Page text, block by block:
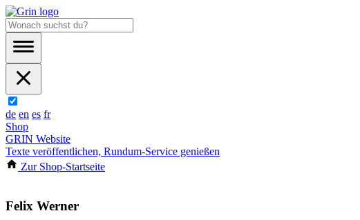
de en es fr
Shop
GRIN Website
Texte veröffentlichen, Rundum-Service genießen
Zur Shop-Startseite
Felix Werner